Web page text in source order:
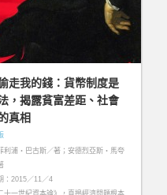
走我的錢：貨幣制度是
，揭露貧富差距、社會
真相
利浦‧巴古斯／著；安德烈亞斯‧馬夸
：2015／11／4
十一世紀資本論》，直搗經濟問題根本